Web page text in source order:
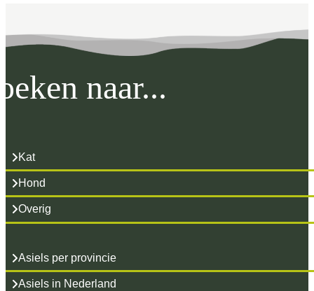
naar...
Kat
Hond
Overig
Asiels per provincie
Asiels in Nederland